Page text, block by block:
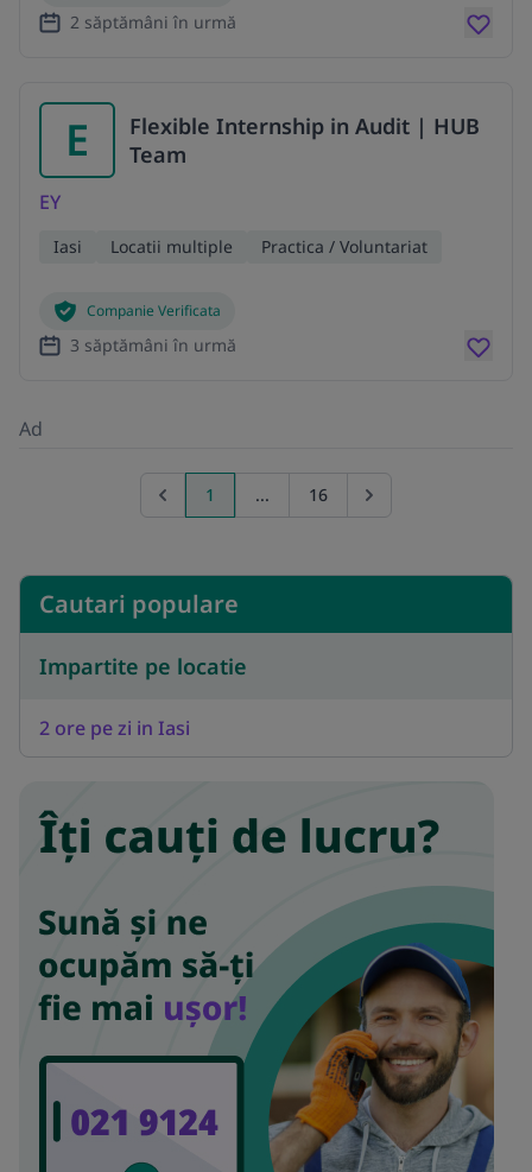
2 săptămâni în urmă
E
Flexible Internship in Audit | HUB
Team
EY
Iasi Locatii multiple Practica / Voluntariat
Companie Verificata
3 săptămâni în urmă
Ad
Previous page
1 ... 16 Go to next page
Cautari populare
Impartite pe locatie
2 ore pe zi in Iasi